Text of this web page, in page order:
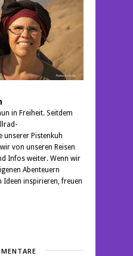
in Freiheit. Seitdem
unserer Pistenkuh
von unseren Reisen
Infos weiter. Wenn wir
Abenteuern
inspirieren, freuen